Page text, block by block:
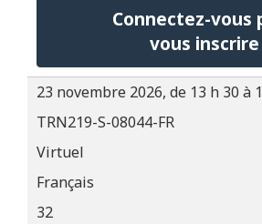
Connectez-vous
vous inscrire
23 novembre 2026, de 13 h 30 à
TRN219-S-08044-FR
Virtuel
Français
32